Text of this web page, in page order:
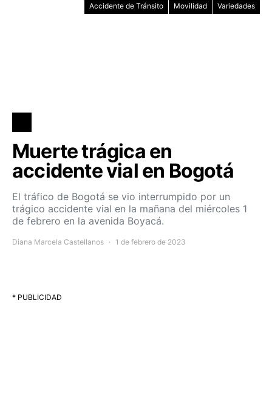
Accidente de Tránsito Movilidad Variedades
Muerte trágica en
accidente vial en Bogotá
El tráfico de Bogotá se vio interrumpido por un
trágico accidente vial en la mañana del miércoles 1
de febrero en la avenida Boyacá.
Diana Marcela Castellanos 1 de febrero de 2023
* PUBLICIDAD